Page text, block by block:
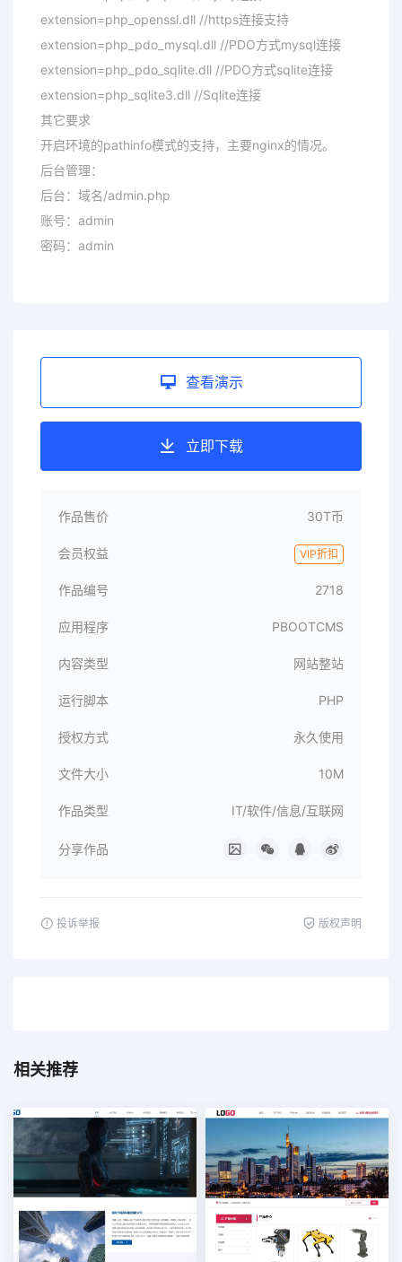
extension=php_openssl.dll //https连接支持
extension=php_pdo_mysql.dll //PDO方式mysql连接
extension=php_pdo_sqlite.dll //PDO方式sqlite连接
extension=php_sqlite3.dll //Sqlite连接
其它要求
开启环境的pathinfo模式的支持，主要nginx的情况。
后台管理：
后台：域名/admin.php
账号：admin
密码：admin
查看演示
立即下载
作品售价 30T币
会员权益 VIP折扣
作品编号 2718
应用程序 PBOOTCMS
内容类型 网站整站
运行脚本 PHP
授权方式 永久使用
文件大小 10M
作品类型 IT/软件/信息/互联网
分享作品
投诉举报 版权声明
相关推荐